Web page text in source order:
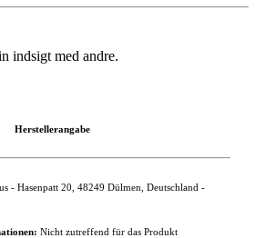
indsigt med andre.
Herstellerangabe
- Hasenpatt 20, 48249 Dülmen, Deutschland -
Nicht zutreffend für das Produkt